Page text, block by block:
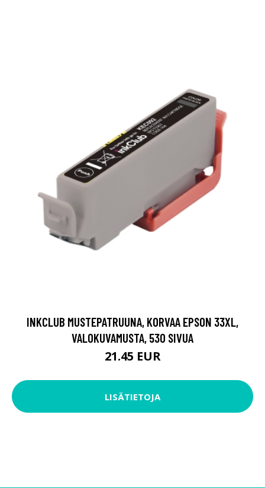
INKCLUB MUSTEPATRUUNA, KORVAA EPSON 33XL,
VALOKUVAMUSTA, 530 SIVUA
21.45 EUR
LISÄTIETOJA